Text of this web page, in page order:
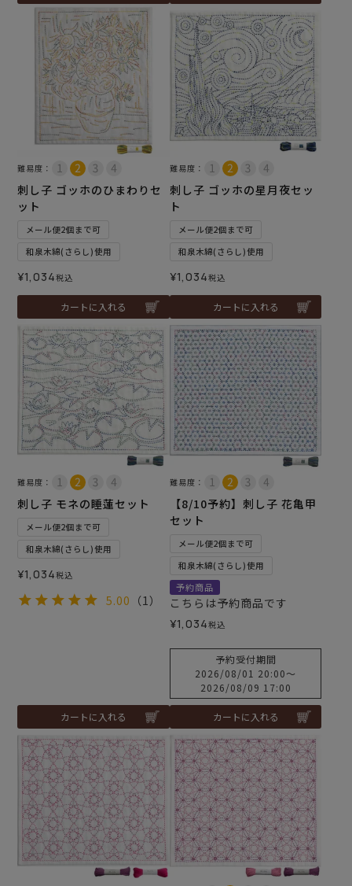
難易度：
刺し子 ゴッホのひまわりセ
ット
メール便2個まで可
和泉木綿(さらし)使用
¥1,034税込
カートに入れる
難易度：
刺し子 ゴッホの星月夜セッ
ト
メール便2個まで可
和泉木綿(さらし)使用
¥1,034税込
カートに入れる
難易度：
刺し子 モネの睡蓮セット
メール便2個まで可
和泉木綿(さらし)使用
¥1,034税込
5.00 （1）
カートに入れる
難易度：
【8/10予約】刺し子 花亀甲
セット
メール便2個まで可
和泉木綿(さらし)使用
予約商品
こちらは予約商品です
¥1,034税込
予約受付期間
2026/08/01 20:00〜
2026/08/09 17:00
カートに入れる